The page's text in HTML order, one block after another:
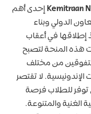
Kemitraanإحدى أهم
الدولي وبناء
إطلاقها في أعقاب
عدم الانحياز عام 1992، نمت هذه المنحة لتصبح
من مختلف
الإندونيسية. لا تقتصر
توفر للطلاب فرصة
الغنية والمتنوعة.